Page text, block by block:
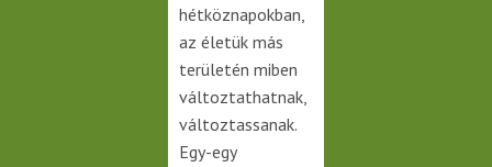
hétköznapokban,
az életük más
területén miben
változtathatnak,
változtassanak.
Egy-egy